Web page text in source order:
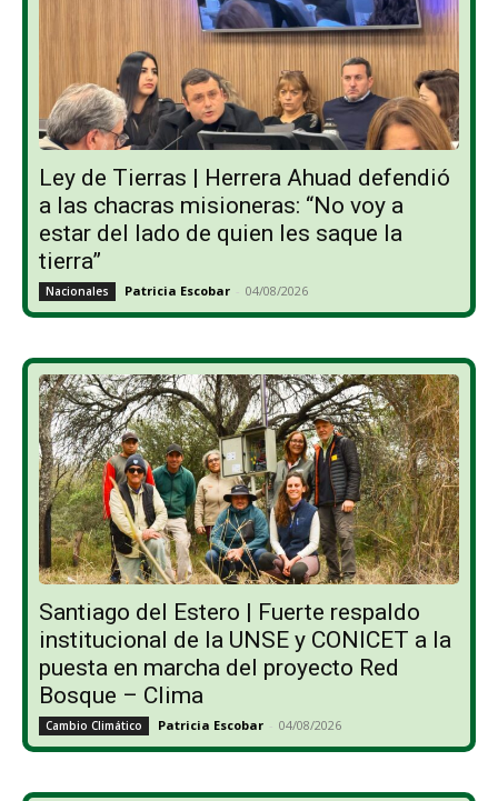
Ley de Tierras | Herrera Ahuad defendió
a las chacras misioneras: “No voy a
estar del lado de quien les saque la
tierra”
Nacionales Patricia Escobar - 04/08/2026
Santiago del Estero | Fuerte respaldo
institucional de la UNSE y CONICET a la
puesta en marcha del proyecto Red
Bosque – Clima
Cambio Climático Patricia Escobar - 04/08/2026